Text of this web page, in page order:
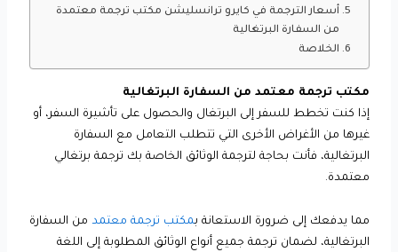
أسعار الترجمة في كايرو ترانسليشن مكتب ترجمة معتمدة
من السفارة البرتغالية
الخلاصة
مكتب ترجمة معتمد من السفارة البرتغالية
إذا كنت تخطط للسفر إلى البرتغال والحصول على تأشيرة السفر، أو
غيرها من الأغراض الأخرى التي تتطلب التعامل مع السفارة
البرتغالية، فأنت بحاجة لترجمة الوثائق الخاصة بك ترجمة برتغالي
معتمدة.
مما يدفعك إلى ضرورة الاستعانة بمكتب ترجمة معتمد من السفارة
البرتغالية، لضمان ترجمة جميع أنواع الوثائق المطلوبة إلى اللغة